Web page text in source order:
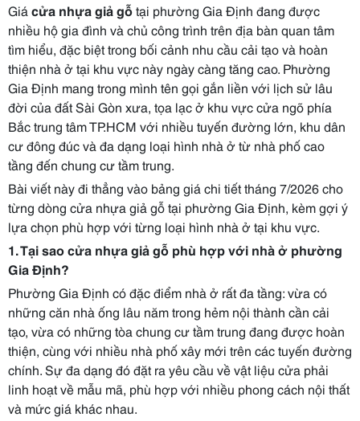
Giá cửa nhựa giả gỗtại phường Gia Định đang được
nhiều hộ gia đình và chủ công trình trên địa bàn quan tâm
tìm hiểu, đặc biệt trong bối cảnh nhu cầu cải tạo và hoàn
thiện nhà ở tại khu vực này ngày càng tăng cao. Phường
Gia Định mang trong mình tên gọi gắn liền với lịch sử lâu
đời của đất Sài Gòn xưa, tọa lạc ở khu vực cửa ngõ phía
Bắc trung tâm TP.HCM với nhiều tuyến đường lớn, khu dân
cư đông đúc và đa dạng loại hình nhà ở từ nhà phố cao
tầng đến chung cư tầm trung.
Bài viết này đi thẳng vào bảng giá chi tiết tháng 7/2026 cho
từng dòng cửa nhựa giả gỗ tại phường Gia Định, kèm gợi ý
lựa chọn phù hợp với từng loại hình nhà ở tại khu vực.
1. Tại sao cửa nhựa giả gỗ phù hợp với nhà ở phường
Gia Định?
Phường Gia Định có đặc điểm nhà ở rất đa tầng: vừa có
những căn nhà ống lâu năm trong hẻm nội thành cần cải
tạo, vừa có những tòa chung cư tầm trung đang được hoàn
thiện, cùng với nhiều nhà phố xây mới trên các tuyến đường
chính. Sự đa dạng đó đặt ra yêu cầu về vật liệu cửa phải
linh hoạt về mẫu mã, phù hợp với nhiều phong cách nội thất
và mức giá khác nhau.